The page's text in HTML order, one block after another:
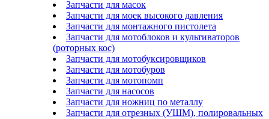
Запчасти для масок
Запчасти для моек высокого давления
Запчасти для монтажного пистолета
Запчасти для мотоблоков и культиваторов
(роторных кос)
Запчасти для мотобуксировщиков
Запчасти для мотобуров
Запчасти для мотопомп
Запчасти для насосов
Запчасти для ножниц по металлу
Запчасти для отрезных (УШМ), полировальных